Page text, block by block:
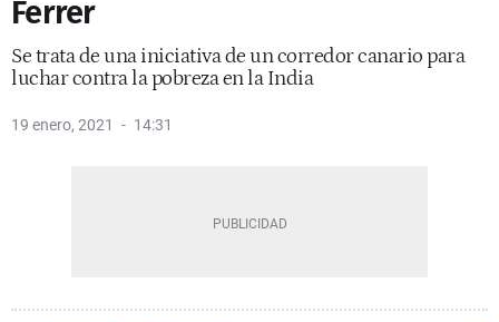
Ferrer
Se trata de una iniciativa de un corredor canario para
luchar contra la pobreza en la India
19 enero, 2021 14:31